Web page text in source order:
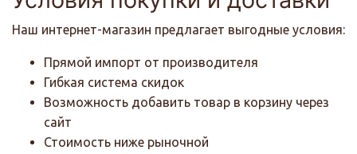
Наш интернет-магазин предлагает выгодные условия:
Прямой импорт от производителя
Гибкая система скидок
Возможность добавить товар в корзину через
сайт
Стоимость ниже рыночной